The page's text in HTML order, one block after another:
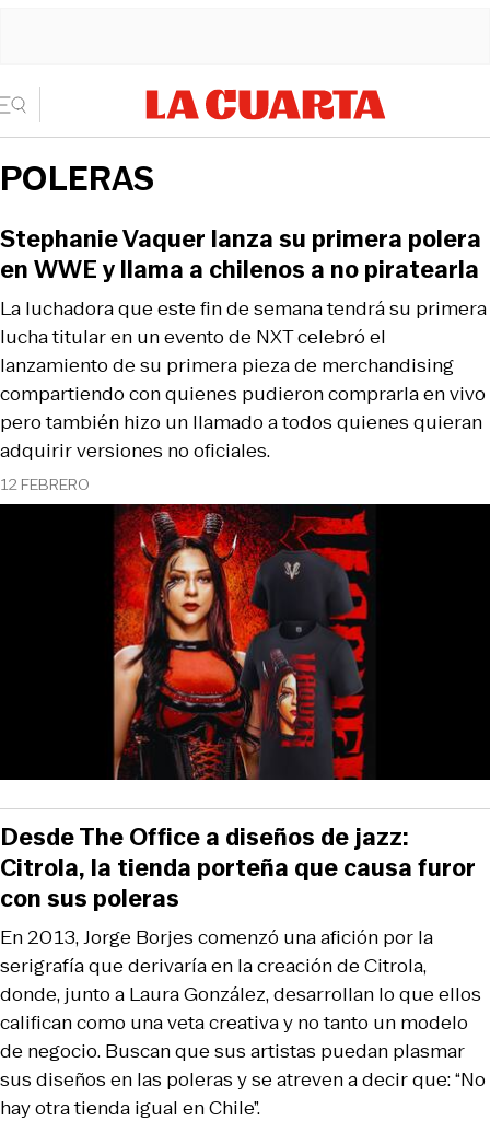
POLERAS
12 FEBRERO
La luchadora que este fin de semana tendrá su primera
lucha titular en un evento de NXT celebró el
lanzamiento de su primera pieza de merchandising
compartiendo con quienes pudieron comprarla en vivo
pero también hizo un llamado a todos quienes quieran
adquirir versiones no oficiales.
Stephanie Vaquer lanza su primera polera
en WWE y llama a chilenos a no piratearla
En 2013, Jorge Borjes comenzó una afición por la
serigrafía que derivaría en la creación de Citrola,
donde, junto a Laura González, desarrollan lo que ellos
califican como una veta creativa y no tanto un modelo
de negocio. Buscan que sus artistas puedan plasmar
sus diseños en las poleras y se atreven a decir que: “No
hay otra tienda igual en Chile”.
Desde The Office a diseños de jazz:
Citrola, la tienda porteña que causa furor
con sus poleras